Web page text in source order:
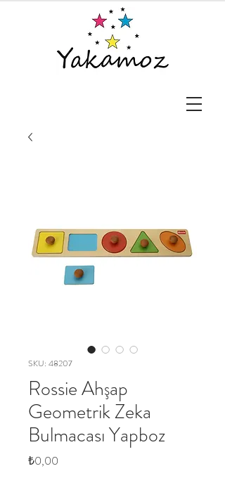
SKU: 48207
Rossie Ahşap
Geometrik Zeka
Bulmacası Yapboz
₺0,00